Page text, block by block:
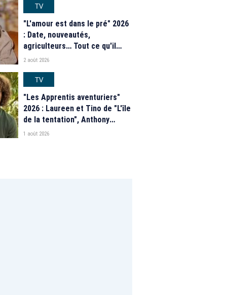
TV
"L'amour est dans le pré" 2026
: Date, nouveautés,
agriculteurs… Tout ce qu'il
faut savoir sur la saison 21 du
2 août 2026
TV
"Les Apprentis aventuriers"
2026 : Laureen et Tino de "L'île
de la tentation", Anthony
Matéo, Jade Leboeuf... Le
1 août 2026